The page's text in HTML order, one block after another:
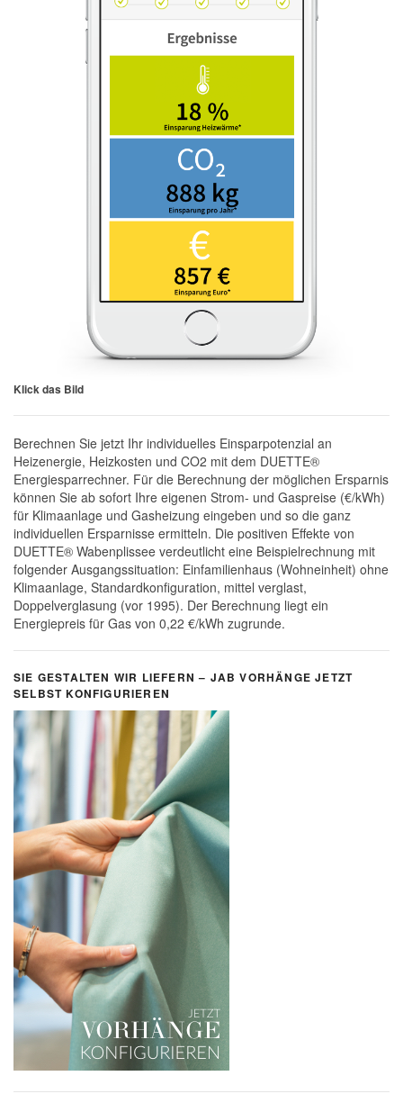
Klick das Bild
Berechnen Sie jetzt Ihr individuelles Einsparpotenzial an
Heizenergie, Heizkosten und CO2 mit dem DUETTE®
Energiesparrechner. Für die Berechnung der möglichen Ersparnis
können Sie ab sofort Ihre eigenen Strom- und Gaspreise (€/kWh)
für Klimaanlage und Gasheizung eingeben und so die ganz
individuellen Ersparnisse ermitteln. Die positiven Effekte von
DUETTE® Wabenplissee verdeutlicht eine Beispielrechnung mit
folgender Ausgangssituation: Einfamilienhaus (Wohneinheit) ohne
Klimaanlage, Standardkonfiguration, mittel verglast,
Doppelverglasung (vor 1995). Der Berechnung liegt ein
Energiepreis für Gas von 0,22 €/kWh zugrunde.
SIE GESTALTEN WIR LIEFERN – JAB VORHÄNGE JETZT
SELBST KONFIGURIEREN